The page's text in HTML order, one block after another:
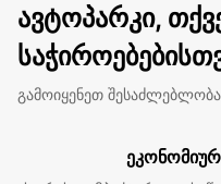
ავტოპარკი,
გამოიყენეთ